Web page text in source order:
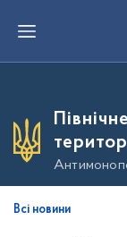
е
о
о
вВсі новини